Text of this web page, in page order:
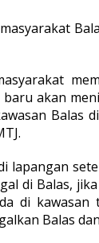
akan
Balas
lapangan
di Balas,
di
Balas